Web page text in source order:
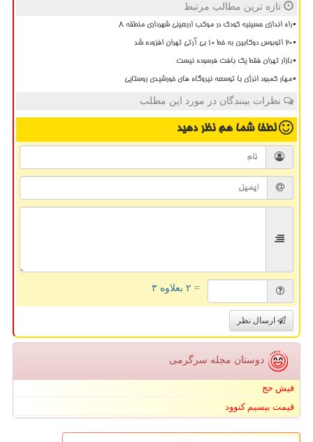
تازه ترین مطالب مرتبط
راه اندازی حسینیه کودک در موکب اربعینی شهرداری منطقه ۸
20 اتوبوس دوکابین به خط 10 بی آرتی تهران افزوده شد
بازار تهران فقط یک بافت فرسوده نیست
مهار کمبود انرژی با توسعه نیروگاه های خورشیدی روستایی
نظرات بینندگان در مورد این مطلب
لطفا شما همنظر دهید
= ۲ بعلاوه ۳
ارسال نظر
دوستان مجله سرگرمی
فیش حج
قیمت بیسیم کنوود